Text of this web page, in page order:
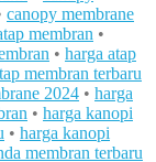
canopy membrane
membran •
• harga atap
membran terbaru
2024 • harga
• harga kanopi
• harga kanopi
membran terbaru